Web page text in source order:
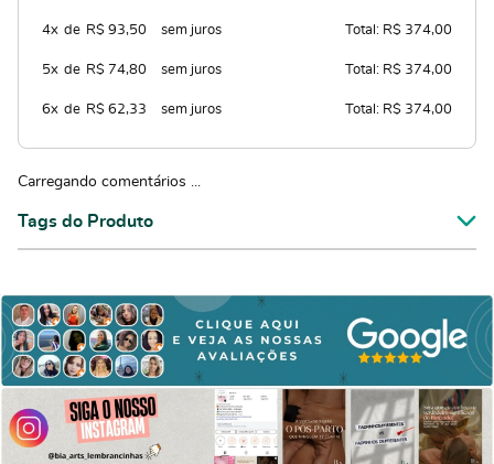
4x de R$ 93,50 sem juros Total: R$ 374,00
5x de R$ 74,80 sem juros Total: R$ 374,00
6x de R$ 62,33 sem juros Total: R$ 374,00
Carregando comentários ...
Tags do Produto